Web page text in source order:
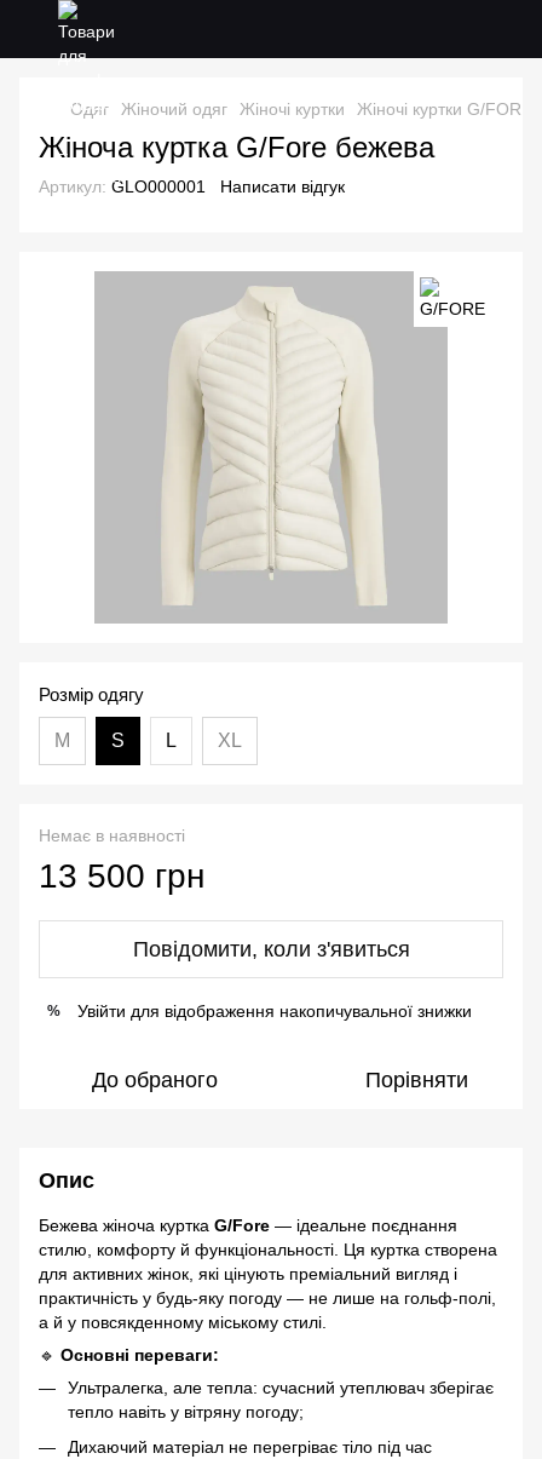
Одяг Жіночий одяг Жіночі куртки Жіночі куртки G/FORE
Жіноча куртка G/Fore бежева
Артикул: GLO000001 Написати відгук
Розмір одягу
М S L XL
Немає в наявності
13 500 грн
Повідомити, коли з'явиться
% Увійти для відображення накопичувальної знижки
До обраного Порівняти
Опис
Бежева жіноча куртка G/Fore — ідеальне поєднання
стилю, комфорту й функціональності. Ця куртка створена
для активних жінок, які цінують преміальний вигляд і
практичність у будь-яку погоду — не лише на гольф-полі,
а й у повсякденному міському стилі.
🔹 Основні переваги:
Ультралегка, але тепла: сучасний утеплювач зберігає
тепло навіть у вітряну погоду;
Дихаючий матеріал не перегріває тіло під час